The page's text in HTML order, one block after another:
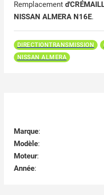
Remplacement
NISSAN ALMERA N16E.
DIRECTIONTRANSMISSION
NISSAN ALMERA
Marque:
Modèle:
Moteur:
Année: